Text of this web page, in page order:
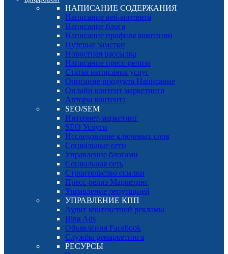
НАПИСАНИЕ СОДЕРЖАНИЯ
Написание веб-контента
Написание блога
Написание профиля компании
Путевые заметки
Новостная рассылка
Написание пресс-релиза
Статья написания услуг
Описание продукта Написание
Онлайн контент маркетинга
Авторы контента
SEO/SEM
Интернет-маркетинг
SEO Услуги
Исследование ключевых слов
Социальные сети
Управление блогами
Социальная сеть
Строительство ссылки
Пресс-релиз Маркетинг
Управление репутацией
УПРАВЛЕНИЕ КПП
Аудит контекстной рекламы
Bing Ads
Объявления Facebook
Службы ремаркетинга
РЕСУРСЫ